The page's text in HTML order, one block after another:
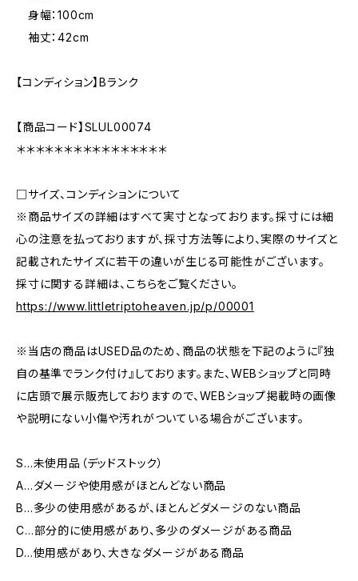
身幅：100cm
袖丈：42cm
【コンディション】Bランク
【商品コード】SLUL00074
＊＊＊＊＊＊＊＊＊＊＊＊＊＊＊＊
□サイズ、コンディションについて
※商品サイズの詳細はすべて実寸となっております。採寸には細
心の注意を払っておりますが、採寸方法等により、実際のサイズと
記載されたサイズに若干の違いが生じる可能性がございます。
採寸に関する詳細は、こちらをご覧ください。
https://www.littletriptoheaven.jp/p/00001
※当店の商品はUSED品のため、商品の状態を下記のように『独
自の基準でランク付け』しております。また、WEBショップと同時
に店頭で展示販売しておりますので、WEBショップ掲載時の画像
や説明にない小傷や汚れがついている場合がございます。
S…未使用品（デッドストック）
A…ダメージや使用感がほとんどない商品
B…多少の使用感があるが、ほとんどダメージのない商品
C…部分的に使用感があり、多少のダメージがある商品
D…使用感があり、大きなダメージがある商品